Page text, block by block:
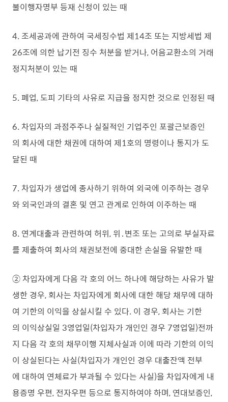
불이행자명부 등재 신청이 있는 때
4. 조세공과에 관하여 국세징수법 제14조 또는 지방세법 제
26조에 의한 납기전 징수 처분을 받거나, 어음교환소의 거래
정지처분이 있는 때
5. 폐업, 도피 기타의 사유로 지급을 정지한 것으로 인정된 때
6. 차입자의 과점주주나 실질적인 기업주인 포괄근보증인
의 회사에 대한 채권에 대하여 제1호의 명령이나 통지가 도
달된 때
7. 차입자가 생업에 종사하기 위하여 외국에 이주하는 경우
와 외국인과의 결혼 및 연고 관계로 인하여 이주하는 때
8. 연계대출과 관련하여 허위, 위․변조 또는 고의로 부실자료
를 제출하여 회사의 채권보전에 중대한 손실을 유발한 때
② 차입자에게 다음 각 호의 어느 하나에 해당하는 사유가 발
생한 경우, 회사는 차입자에게 회사에 대한 해당 채무에 대하
여 기한의 이익을 상실시킬 수 있다. 이 경우, 회사는 기한
의 이익상실일 3영업일(차입자가 개인인 경우 7영업일)전까
지 다음 각 호의 채무이행 지체사실과 이에 따라 기한의 이익
이 상실된다는 사실(차입자가 개인인 경우 대출잔액 전부
에 대하여 연체료가 부과될 수 있다는 사실)을 차입자에게 내
용증명 우편, 전자우편 등으로 통지하여야 하며, 연대보증인,